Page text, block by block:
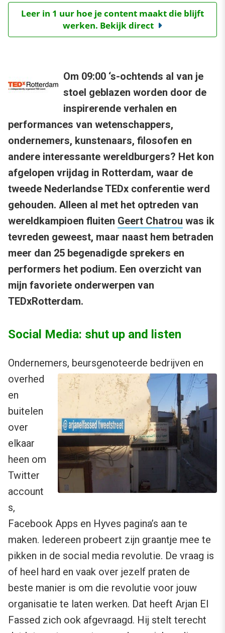
Leer in 1 uur hoe je content maakt die blijft
werken. Bekijk direct
Om 09:00 ‘s-ochtends al van je
stoel geblazen worden door de
inspirerende verhalen en
performances van wetenschappers,
ondernemers, kunstenaars, filosofen en
andere interessante wereldburgers? Het kon
afgelopen vrijdag in Rotterdam, waar de
tweede Nederlandse TEDx conferentie werd
gehouden. Alleen al met het optreden van
wereldkampioen fluiten Geert Chatrou was ik
tevreden geweest, maar naast hem betraden
meer dan 25 begenadigde sprekers en
performers het podium. Een overzicht van
mijn favoriete onderwerpen van
TEDxRotterdam.
Social Media: shut up and listen
Ondernemers, beursgenoteerde bedrijven en
overhed
en
buitelen
over
elkaar
heen om
Twitter
account
s,
Facebook Apps en Hyves pagina’s aan te
maken. Iedereen probeert zijn graantje mee te
pikken in de social media revolutie. De vraag is
of heel hard en vaak over jezelf praten de
beste manier is om die revolutie voor jouw
organisatie te laten werken. Dat heeft Arjan El
Fassed zich ook afgevraagd. Hij stelt terecht